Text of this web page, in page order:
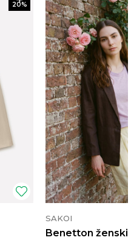
20%
SAKOI
Benetton ženski